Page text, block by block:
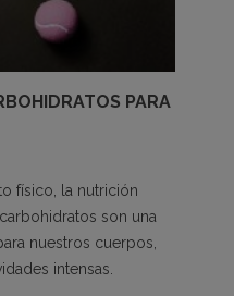
PARA
físico, la nutrición
son una
nuestros cuerpos,
intensas.